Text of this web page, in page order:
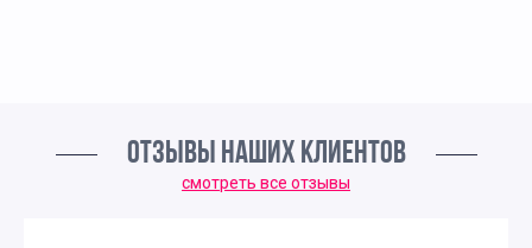
ОТЗЫВЫ НАШИХ КЛИЕНТОВ
смотреть все отзывы